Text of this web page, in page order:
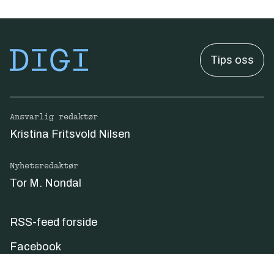
Tips oss
Ansvarlig redaktør
Kristina Fritsvold Nilsen
Nyhetsredaktør
Tor M. Nondal
RSS-feed forside
Facebook